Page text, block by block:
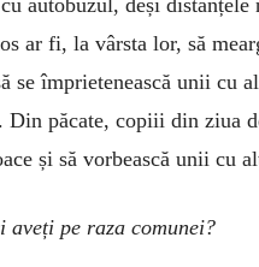
autobuzul, deși distanțele
ar fi, la vârsta lor, să
se împrietenească unii cu
Din păcate, copiii din ziua
și să vorbească unii cu
aveți pe raza comunei?